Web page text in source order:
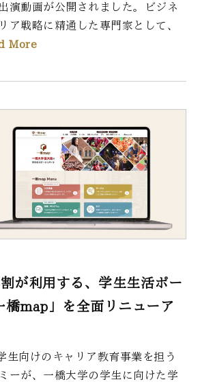
演動画が公開されました。ビジネ
ア戦略に精通した専門家として、
More
が利用する、学生生活ポー
橋map」を全面リニューア
向けのキャリア教育事業を担う
ーが、一橋大学の学生に向けた学